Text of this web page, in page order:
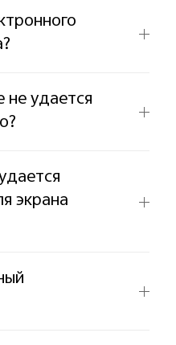
не удается
экрана